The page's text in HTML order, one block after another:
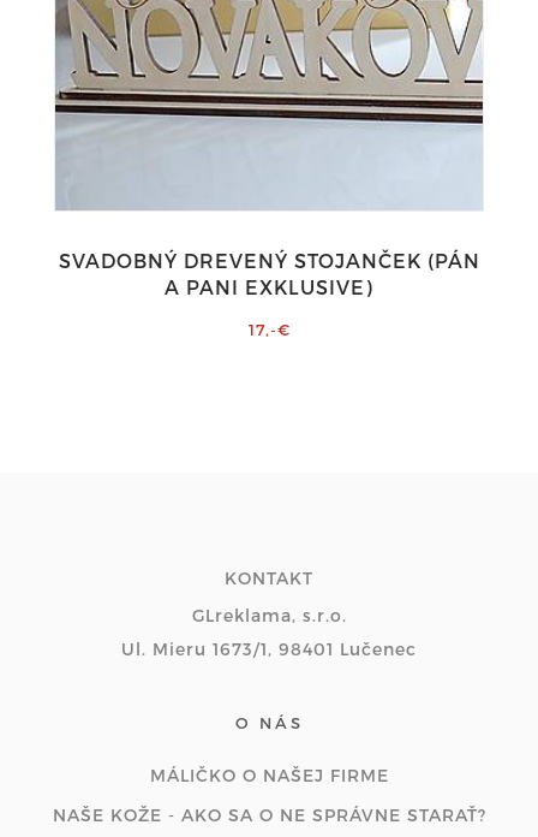
SVADOBNÝ DREVENÝ STOJANČEK (PÁN
A PANI EXKLUSIVE)
17,-€
KONTAKT
GLreklama, s.r.o.
Ul. Mieru 1673/1, 98401 Lučenec
O NÁS
MÁLIČKO O NAŠEJ FIRME
NAŠE KOŽE - AKO SA O NE SPRÁVNE STARAŤ?